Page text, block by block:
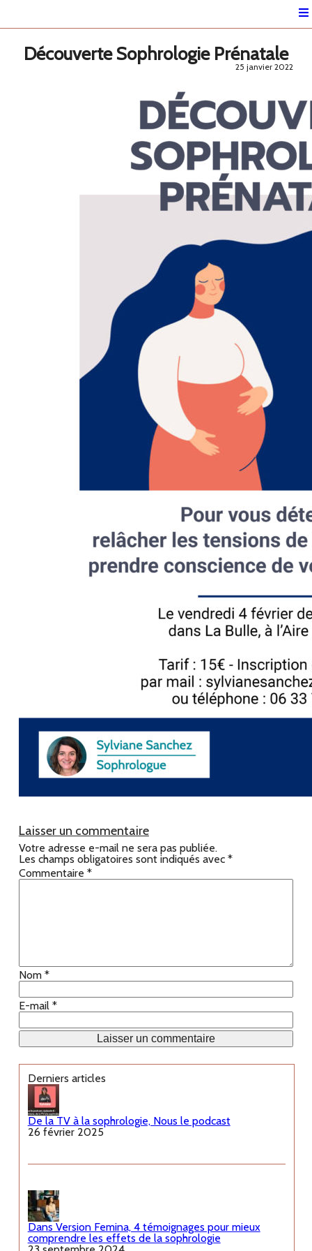
Découverte Sophrologie Prénatale
25 janvier 2022
Laisser un commentaire
Votre adresse e-mail ne sera pas publiée.
Les champs obligatoires sont indiqués avec *
Commentaire *
Nom *
E-mail *
Derniers articles
De la TV à la sophrologie, Nous le podcast
26 février 2025
Dans Version Femina, 4 témoignages pour mieux
comprendre les effets de la sophrologie